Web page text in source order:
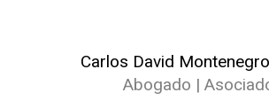
Carlos David
Abogado |